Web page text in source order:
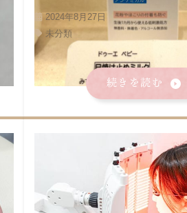
2024年8月27日
未分類
続きを読む